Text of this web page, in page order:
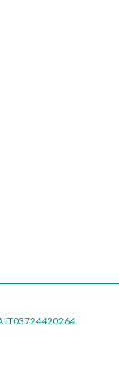
IT03724420264